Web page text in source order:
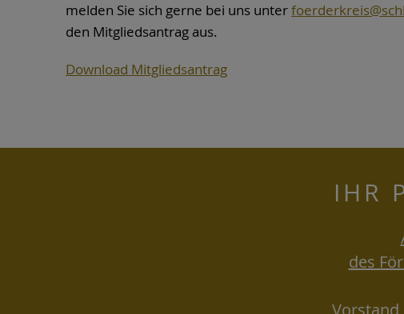
melden Sie sich gerne bei uns unter
den Mitgliedsantrag aus.
Download Mitgliedsantrag
IHR
des